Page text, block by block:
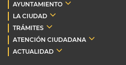
AYUNTAMIENTO
LA CIUDAD
TRÁMITES
ATENCIÓN CIUDADANA
ACTUALIDAD